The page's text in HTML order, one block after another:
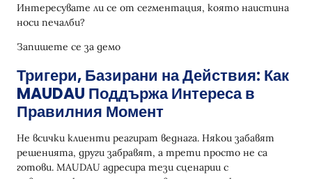
Интересувате ли се от сегментация, която наистина
носи печалби?
Запишете се за демо
Тригери, Базирани на Действия: Как
MAUDAU Поддържа Интереса в
Правилния Момент
Не всички клиенти реагират веднага. Някои забавят
решенията, други забравят, а трети просто не са
готови. MAUDAU адресира тези сценарии с